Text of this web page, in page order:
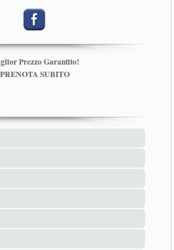
Prezzo Garantito!
PRENOTA SUBITO